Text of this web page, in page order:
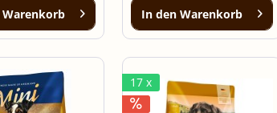
Warenkorb In den Warenkorb
17 x